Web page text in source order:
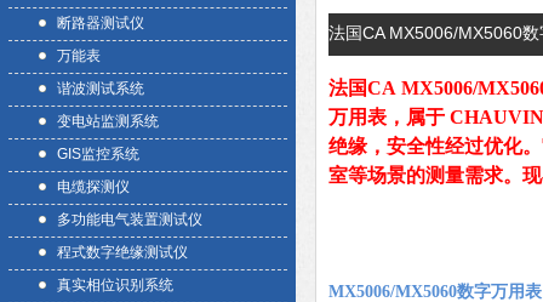
断路器测试仪
万能表
谐波测试系统
变电站监测系统
GIS监控系统
电缆探测仪
多功能电气装置测试仪
程式数字绝缘测试仪
真实相位识别系统
法国CA MX5006/MX5060
法国CA MX5006/
万用表，属于
绝缘，安全性经过优化
室等场景的测量需求。
MX5006/MX5060数字万用